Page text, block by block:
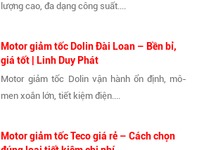
lượng cao, đa dạng công suất....
Motor giảm tốc Dolin Đài Loan – Bền bỉ,
giá tốt | Linh Duy Phát
Motor giảm tốc Dolin vận hành ổn định, mô-
men xoắn lớn, tiết kiệm điện....
Motor giảm tốc Teco giá rẻ – Cách chọn